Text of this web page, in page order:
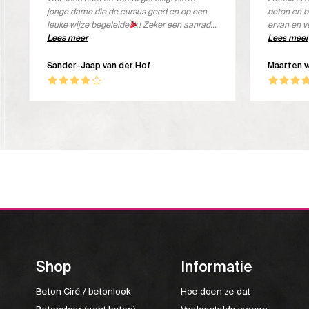
Sander-Jaap van der Hof
jonge dame die de cursus goed en op een
leuke wijze begeleide
! Zeker een aanrader
om deze cursus bij Beton Aparte te volgen.
Lees meer
Maarten
beton en
ervan en
de koffie is
Lees meer
Shop
Beton Ciré / betonlook
Informatie
Hoe doen ze dat